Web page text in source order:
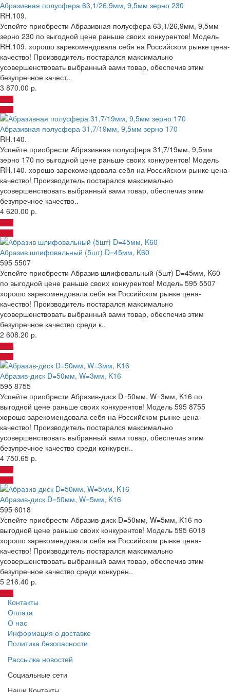
Абразивная полусфера 63,1/26,9мм, 9,5мм зерно 230
RH.109.
Успейте приобрести Абразивная полусфера 63,1/26,9мм, 9,5мм
зерно 230 по выгодной цене раньше своих конкурентов! Модель
RH.109. хорошо зарекомендовала себя на Российском рынке цена-
качество! Производитель постарался максимально
усовершенствовать выбранный вами товар, обеспечив этим
безупречное качест..
3 870.00 р.
Абразивная полусфера 31,7/19мм, 9,5мм зерно 170
RH.140.
Успейте приобрести Абразивная полусфера 31,7/19мм, 9,5мм
зерно 170 по выгодной цене раньше своих конкурентов! Модель
RH.140. хорошо зарекомендовала себя на Российском рынке цена-
качество! Производитель постарался максимально
усовершенствовать выбранный вами товар, обеспечив этим
безупречное качество..
4 620.00 р.
Абразив шлифовальный (5шт) D=45мм, K60
595 5507
Успейте приобрести Абразив шлифовальный (5шт) D=45мм, K60
по выгодной цене раньше своих конкурентов! Модель 595 5507
хорошо зарекомендовала себя на Российском рынке цена-
качество! Производитель постарался максимально
усовершенствовать выбранный вами товар, обеспечив этим
безупречное качество среди к..
2 608.20 р.
Абразив-диск D=50мм, W=3мм, K16
595 8755
Успейте приобрести Абразив-диск D=50мм, W=3мм, K16 по
выгодной цене раньше своих конкурентов! Модель 595 8755
хорошо зарекомендовала себя на Российском рынке цена-
качество! Производитель постарался максимально
усовершенствовать выбранный вами товар, обеспечив этим
безупречное качество среди конкурен..
4 750.65 р.
Абразив-диск D=50мм, W=5мм, K16
595 6018
Успейте приобрести Абразив-диск D=50мм, W=5мм, K16 по
выгодной цене раньше своих конкурентов! Модель 595 6018
хорошо зарекомендовала себя на Российском рынке цена-
качество! Производитель постарался максимально
усовершенствовать выбранный вами товар, обеспечив этим
безупречное качество среди конкурен..
5 216.40 р.
Контакты
Оплата
О нас
Информация о доставке
Политика безопасности
Рассылка новостей
Социальные сети